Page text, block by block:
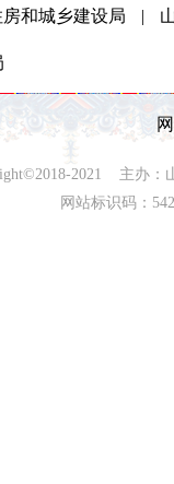
和城乡建设局 |
2021 主办：
网站标识码：